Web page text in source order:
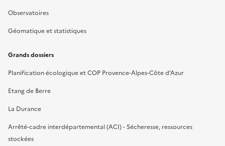
Observatoires
Géomatique et statistiques
Grands dossiers
Planification écologique et COP Provence-Alpes-Côte d’Azur
Etang de Berre
La Durance
Arrêté-cadre interdépartemental (ACI) - Sécheresse, ressources
stockées